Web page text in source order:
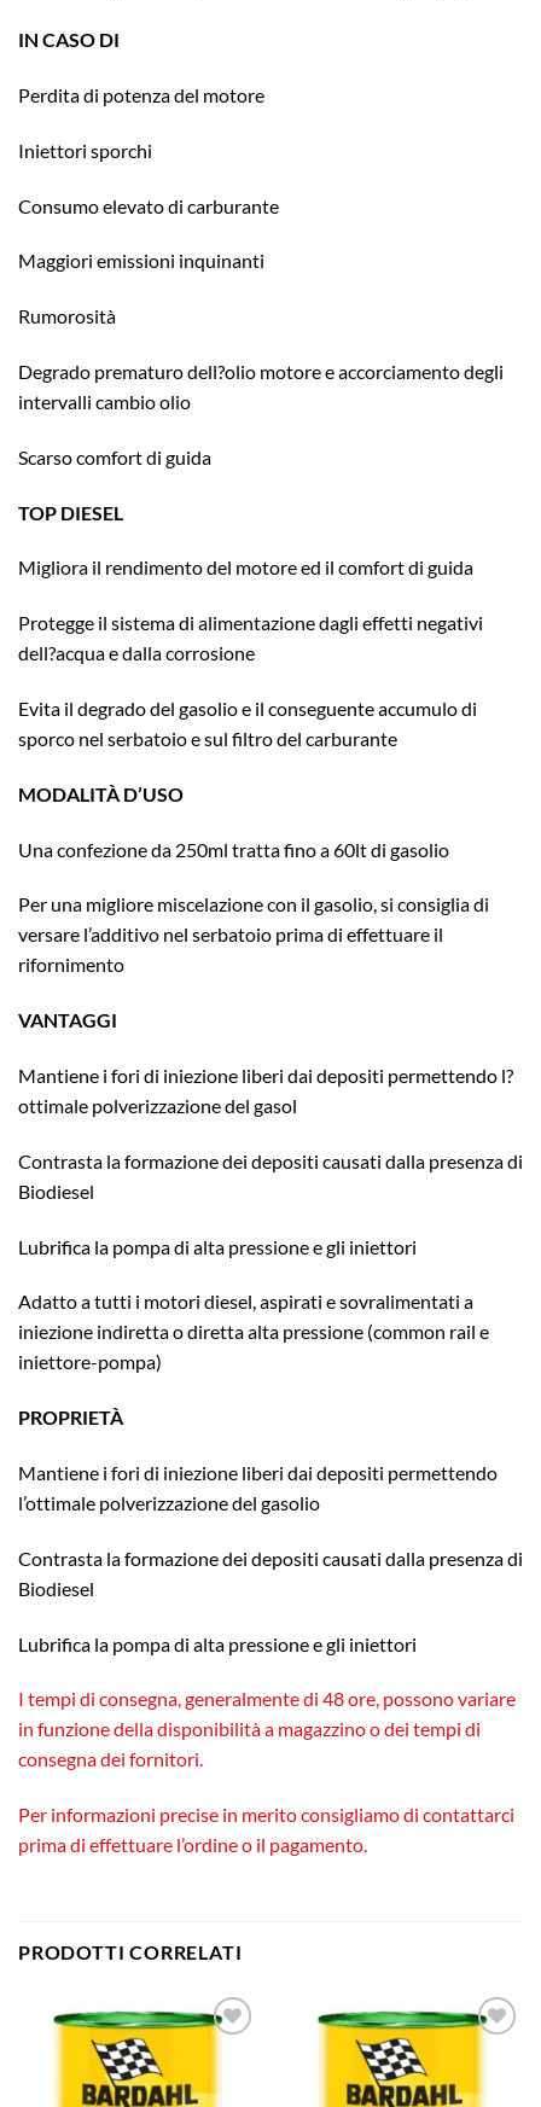
IN CASO DI
Perdita di potenza del motore
Iniettori sporchi
Consumo elevato di carburante
Maggiori emissioni inquinanti
Rumorosità
Degrado prematuro dell?olio motore e accorciamento degli
intervalli cambio olio
Scarso comfort di guida
TOP DIESEL
Migliora il rendimento del motore ed il comfort di guida
Protegge il sistema di alimentazione dagli effetti negativi
dell?acqua e dalla corrosione
Evita il degrado del gasolio e il conseguente accumulo di
sporco nel serbatoio e sul filtro del carburante
MODALITÀ D’USO
Una confezione da 250ml tratta fino a 60lt di gasolio
Per una migliore miscelazione con il gasolio, si consiglia di
versare l’additivo nel serbatoio prima di effettuare il
rifornimento
VANTAGGI
Mantiene i fori di iniezione liberi dai depositi permettendo l?
ottimale polverizzazione del gasol
Contrasta la formazione dei depositi causati dalla presenza di
Biodiesel
Lubrifica la pompa di alta pressione e gli iniettori
Adatto a tutti i motori diesel, aspirati e sovralimentati a
iniezione indiretta o diretta alta pressione (common rail e
iniettore-pompa)
PROPRIETÀ
Mantiene i fori di iniezione liberi dai depositi permettendo
l’ottimale polverizzazione del gasolio
Contrasta la formazione dei depositi causati dalla presenza di
Biodiesel
Lubrifica la pompa di alta pressione e gli iniettori
I tempi di consegna, generalmente di 48 ore, possono variare
in funzione della disponibilità a magazzino o dei tempi di
consegna dei fornitori.
Per informazioni precise in merito consigliamo di contattarci
prima di effettuare l’ordine o il pagamento.
PRODOTTI CORRELATI
desideri
desideri